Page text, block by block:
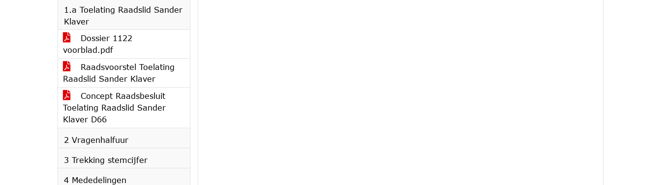
1.a Toelating Raadslid Sander
Klaver
Dossier 1122
voorblad.pdf
Raadsvoorstel Toelating
Raadslid Sander Klaver
Concept Raadsbesluit
Toelating Raadslid Sander
Klaver D66
2 Vragenhalfuur
3 Trekking stemcijfer
4 Mededelingen